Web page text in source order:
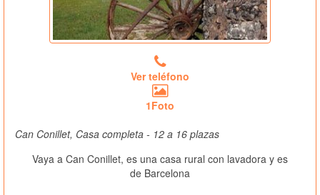
Ver teléfono
1Foto
Can Conillet, Casa completa - 12 a 16 plazas
Vaya a Can Conillet, es una casa rural con lavadora y es
de Barcelona